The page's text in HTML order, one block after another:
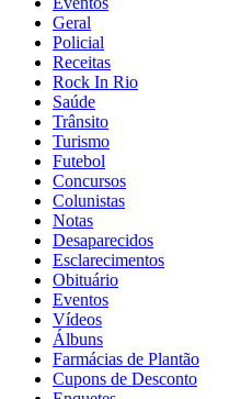
Geral
Policial
Receitas
Rock In Rio
Saúde
Trânsito
Turismo
Futebol
Concursos
Colunistas
Notas
Desaparecidos
Esclarecimentos
Obituário
Eventos
Vídeos
Álbuns
Farmácias de Plantão
Cupons de Desconto